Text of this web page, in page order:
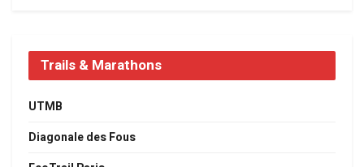
Trails & Marathons
UTMB
Diagonale des Fous